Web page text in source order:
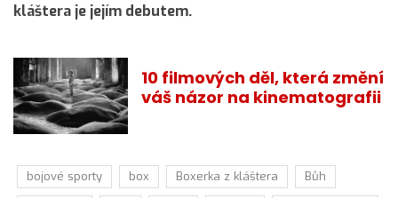
kláštera je jejím debutem.
10 filmových děl, která změní
váš názor na kinematografii
bojové sporty box Boxerka z kláštera
Bůh